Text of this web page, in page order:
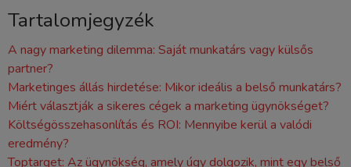
Tartalomjegyzék
A nagy marketing dilemma: Saját munkatárs vagy külsős
partner?
Marketinges állás hirdetése: Mikor ideális a belső munkatárs?
Miért választják a sikeres cégek a marketing ügynökséget?
Költségösszehasonlítás és ROI: Mennyibe kerül a valódi
eredmény?
Toptarget: Az ügynökség, amely úgy dolgozik, mint egy belső